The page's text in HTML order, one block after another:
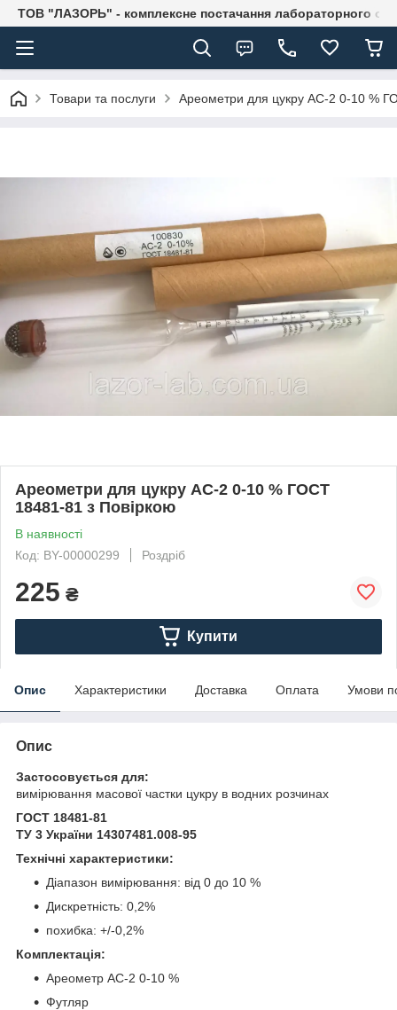
ТОВ "ЛАЗОРЬ" - комплексне постачання лабораторного
Товари та послуги Ареометри для цукру АС-2 0-10 %
Ареометри для цукру АС-2 0-10 % ГОСТ
18481-81 з Повіркою
В наявності
Код: BY-00000299
Роздріб
225 ₴
Купити
Опис Характеристики Доставка Оплата Умови
Опис
Застосовується для:
вимірювання масової частки цукру в водних розчинах
ГОСТ 18481-81
ТУ 3 України 14307481.008-95
Технічні характеристики:
Діапазон вимірювання: від 0 до 10 %
Дискретність: 0,2%
похибка: +/-0,2%
Комплектація:
Ареометр АС-2 0-10 %
Футляр